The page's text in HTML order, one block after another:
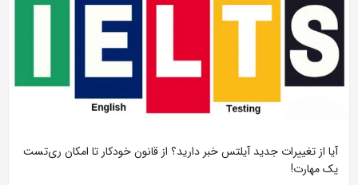
آیا از تغییرات جدید آیلتس خبر دارید؟ از قانون خودکار تا امکان ری‌تست
یک مهارت!